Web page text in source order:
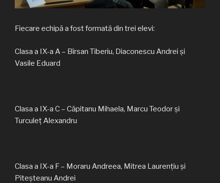
Fiecare echipă a fost formată din trei elevi:
Clasa a IX-a A – Bîrsan Tiberiu, Diaconescu Andrei și
Vasile Eduard
Clasa a IX-a C – Căpitanu Mihaela, Marcu Teodor și
Turculeț Alexandru
Clasa a IX-a F – Moraru Andreea, Mitrea Laurențiu și
Piteșteanu Andrei